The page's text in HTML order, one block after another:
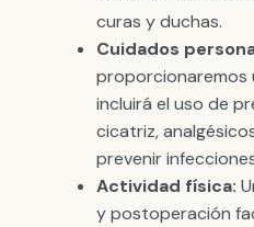
curas y duchas.
Cuidados
proporcionaremos
incluirá el uso de
cicatriz,
prevenir
Actividad física:
y postoperación